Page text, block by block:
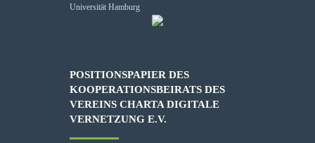
POSITIONSPAPIER DES
KOOPERATIONSBEIRATS DES
VEREINS CHARTA DIGITALE
VERNETZUNG E.V.